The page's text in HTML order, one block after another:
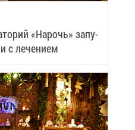
«На­рочь» за­пу­
с ле­че­ни­ем